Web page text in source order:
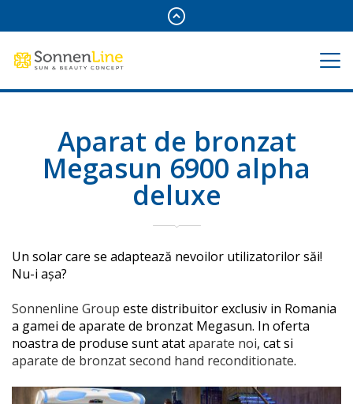
Aparat de bronzat
Megasun 6900 alpha
deluxe
Un solar care se adaptează nevoilor utilizatorilor săi!
Nu-i așa?
Sonnenline Group este distribuitor exclusiv in Romania
a gamei de aparate de bronzat Megasun. In oferta
noastra de produse sunt atataparate noi, cat si
aparate de bronzat second hand reconditionate.